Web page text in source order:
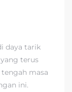
daya tarik
terus
masa
ini.